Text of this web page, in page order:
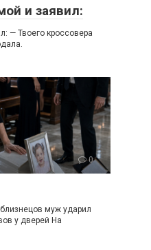
и заявил:
— Твоего кроссовера
0
муж ударил
у дверей На